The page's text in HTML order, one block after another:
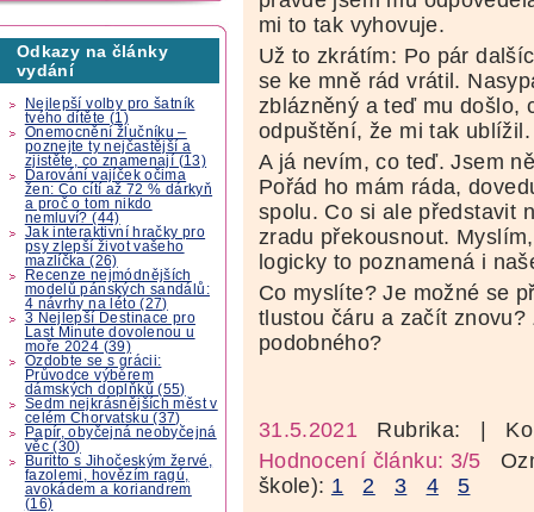
Odkazy na články
vydání
Nejlepší volby pro šatník
tvého dítěte (1)
Onemocnění žlučníku –
poznejte ty nejčastější a
zjistěte, co znamenají (13)
Darování vajíček očima
žen: Co cítí až 72 % dárkyň
a proč o tom nikdo
nemluví? (44)
Jak interaktivní hračky pro
psy zlepší život vašeho
mazlíčka (26)
Recenze nejmódnějších
modelů pánských sandálů:
4 návrhy na léto (27)
3 Nejlepší Destinace pro
Last Minute dovolenou u
moře 2024 (39)
Ozdobte se s grácii:
Průvodce výběrem
dámských doplňků (55)
Sedm nejkrásnějších měst v
celém Chorvatsku (37)
Papír, obyčejná neobyčejná
věc (30)
Buritto s Jihočeským žervé,
fazolemi, hovězím ragú,
avokádem a koriandrem
(16)
mi to tak vyhovuje.
Už to zkrátím: Po pár
se ke mně rád vrátil.
zblázněný a teď mu došlo,
odpuštění, že mi tak ublížil.
A já nevím, co teď. Jsem
Pořád ho mám ráda,
spolu. Co si ale představit
zradu překousnout.
logicky to poznamená i
Co myslíte? Je možné se
tlustou čáru a začít
podobného?
31.5.2021 Rubrika:
|
Hodnocení článku: 3/5
škole): 1 2 3 4 5